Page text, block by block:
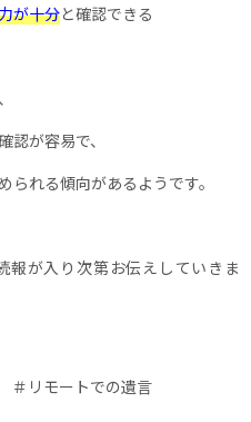
が十分と確認できる
が容易で、
られる傾向があるようです。
報が入り次第お伝えしていきま
リモートでの遺言